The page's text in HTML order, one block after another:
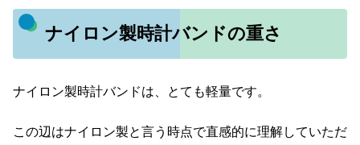
ナイロン製時計バンドの重さ
ナイロン製時計バンドは、とても軽量です。
この辺はナイロン製と言う時点で直感的に理解していただ